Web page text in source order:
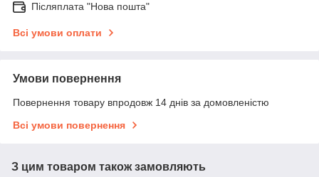
Післяплата "Нова пошта"
Всі умови оплати
Умови повернення
Повернення товару впродовж 14 днів за домовленістю
Всі умови повернення
З цим товаром також замовляють